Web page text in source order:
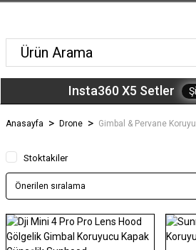
Insta360 X5 Setler
Anasayfa Drone Gimbal & Pervane
Stoktakiler